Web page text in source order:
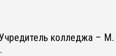
колледжа –